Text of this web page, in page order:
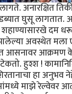
अनारक्षित
घुसू लागतात.
शहाण्यासारखे दम
अवस्थेत मला
आसनावर आक्रमण
हुश्श !
हा अनुभव
माझे रेल्वेवर